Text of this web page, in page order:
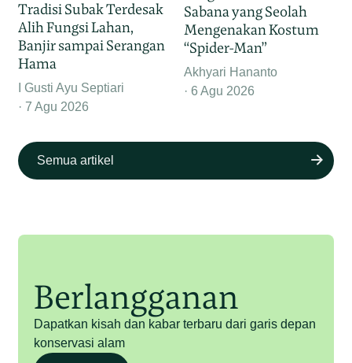
Tradisi Subak Terdesak
Alih Fungsi Lahan,
Banjir sampai Serangan
Hama
I Gusti Ayu Septiari
7 Agu 2026
Sabana yang Seolah
Mengenakan Kostum
“Spider-Man”
Akhyari Hananto
6 Agu 2026
Semua artikel
Berlangganan
Dapatkan kisah dan kabar terbaru dari garis depan
konservasi alam